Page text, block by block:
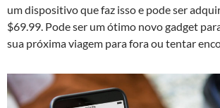
um dispositivo que faz isso e pode ser
$69.99. Pode ser um ótimo novo gadget
sua próxima viagem para fora ou tentar